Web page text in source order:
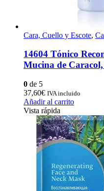
Cara, Cuello y Escote,
14604 Tónico
Mucina de
0 de 5
37,60€ IVA incluido
Añadir al carrito
Vista rápida